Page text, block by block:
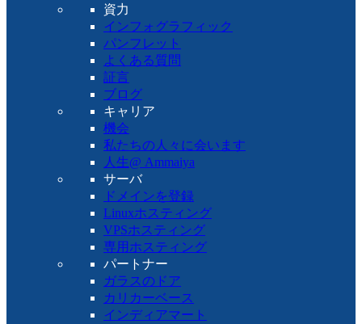
資力
インフォグラフィック
パンフレット
よくある質問
証言
ブログ
キャリア
機会
私たちの人々に会います
人生@ Ammaiya
サーバ
ドメインを登録
Linuxホスティング
VPSホスティング
専用ホスティング
パートナー
ガラスのドア
カリカーベース
インディアマート